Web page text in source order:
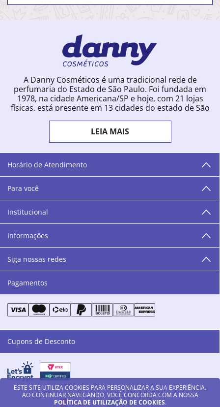
ESTE SITE UTILIZA COOKIES PARA PERSONALIZAR A SUA EXPERIÊNCIA.
AO CONTINUAR NAVEGANDO, VOCÊ CONCORDA COM A NOSSA
POLÍTICA DE UTILIZAÇÃO DE COOKIES.
A Danny Cosméticos é uma tradicional rede de
perfumaria do Estado de São Paulo. Foi fundada em
1978, na cidade Americana/SP e hoje, com 21 lojas
físicas, está presente em 13 cidades do estado de São
começou a vender para todo o território brasileiro.
Com uma infinidade de marcas e a filosofia de vender
produtos que vão do popular ao luxo, a Danny
Cosméticos mantém parceria com aproximadamente
300 grandes fornecedores e lançamentos diários na
área de beleza. São 12 centros técnicos que oferecem
programação semanal de cursos e encontros.
“O varejo corre nas nossas veias como nossos valores
humanos, éticos e morais. E que o branco e o azul anil,
as cores da Danny Cosméticos, possam continuar
transmitindo paz e harmonia para todos vocês!”
LEIA MAIS
Horário de Atendimento
Para você
Institucional
Informações
Siga nossas redes
Pagamentos
Cupons de Desconto